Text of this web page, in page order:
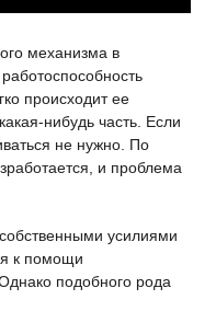
механизма в
происходит ее
нибудь часть. Если
не нужно. По
и проблема
усилиями
к помощи
подобного рода